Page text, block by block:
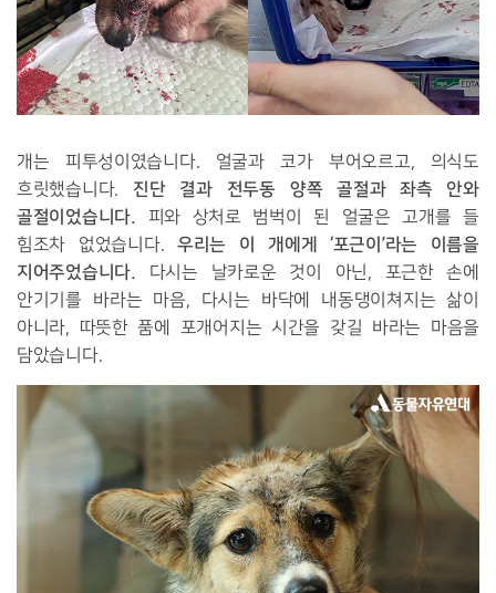
개는 피투성이였습니다. 얼굴과 코가 부어오르고, 의식도
흐릿했습니다. 진단 결과 전두동 양쪽 골절과 좌측 안와
골절이었습니다. 피와 상처로 범벅이 된 얼굴은 고개를 들
힘조차 없었습니다. 우리는 이 개에게 ‘포근이’라는 이름을
지어주었습니다. 다시는 날카로운 것이 아닌, 포근한 손에
안기기를 바라는 마음, 다시는 바닥에 내동댕이쳐지는 삶이
아니라, 따뜻한 품에 포개어지는 시간을 갖길 바라는 마음을
담았습니다.